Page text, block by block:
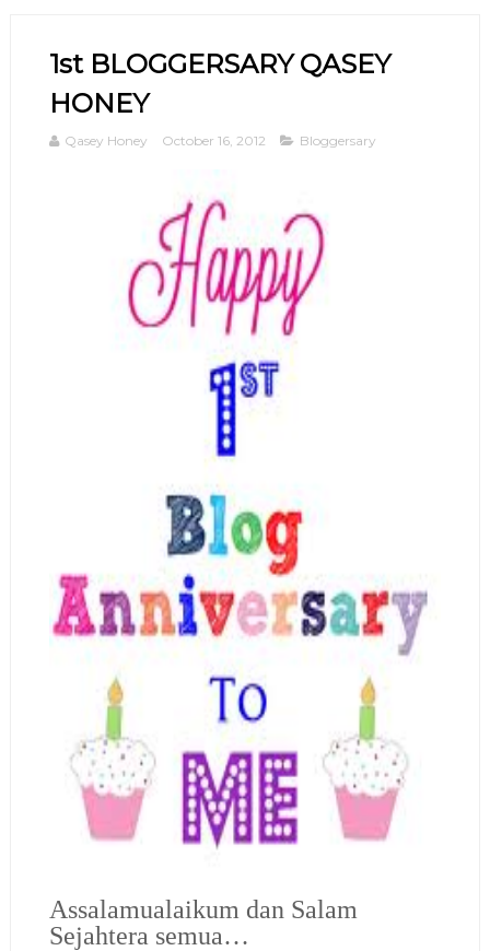
1st BLOGGERSARY QASEY
HONEY
Qasey Honey October 16, 2012 Bloggersary
Assalamualaikum dan Salam
Sejahtera semua…